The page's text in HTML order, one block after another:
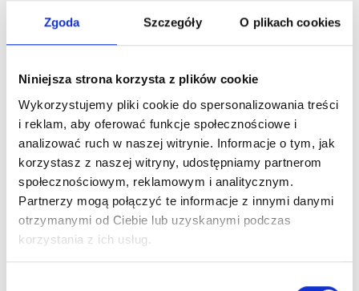
Zgoda Szczegóły O plikach cookies
Niniejsza strona korzysta z plików cookie
Wykorzystujemy pliki cookie do spersonalizowania treści
i reklam, aby oferować funkcje społecznościowe i
analizować ruch w naszej witrynie. Informacje o tym, jak
korzystasz z naszej witryny, udostępniamy partnerom
społecznościowym, reklamowym i analitycznym.
Partnerzy mogą połączyć te informacje z innymi danymi
otrzymanymi od Ciebie lub uzyskanymi podczas
korzystania z ich usług.
ARTICLE: 185802
Steel cable with loop
ø6 mm, 7×19
L=8000mm
Price inc. VAT
13.34 € / pair
na stanie
ARTICLE: 25803
Cable thimbleø5 mm
Price inc. VAT
0.30 € / piece
na stanie